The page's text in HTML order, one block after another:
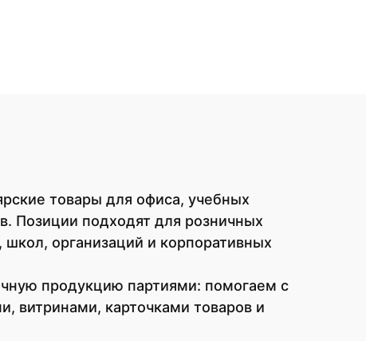
товары для офиса, учебных
Позиции подходят для розничных
организаций и корпоративных
продукцию партиями: помогаем с
витринами, карточками товаров и